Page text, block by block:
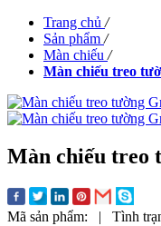
Trang chủ /
Sản phẩm /
Màn chiếu /
Màn chiếu treo
Màn chiếu treo
Mã sản phẩm: | Tình